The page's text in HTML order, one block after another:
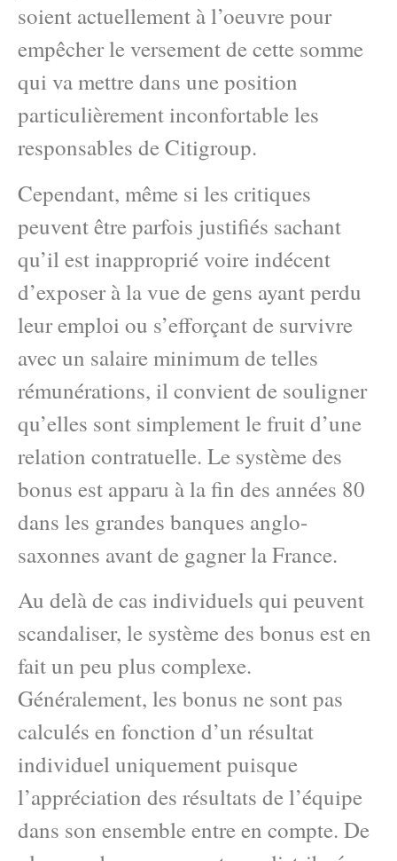
soient actuellement à l’oeuvre pour
empêcher le versement de cette somme
qui va mettre dans une position
particulièrement inconfortable les
responsables de Citigroup.
Cependant, même si les critiques
peuvent être parfois justifiés sachant
qu’il est inapproprié voire indécent
d’exposer à la vue de gens ayant perdu
leur emploi ou s’efforçant de survivre
avec un salaire minimum de telles
rémunérations, il convient de souligner
qu’elles sont simplement le fruit d’une
relation contratuelle. Le système des
bonus est apparu à la fin des années 80
dans les grandes banques anglo-
saxonnes avant de gagner la France.
Au delà de cas individuels qui peuvent
scandaliser, le système des bonus est en
fait un peu plus complexe.
Généralement, les bonus ne sont pas
calculés en fonction d’un résultat
individuel uniquement puisque
l’appréciation des résultats de l’équipe
dans son ensemble entre en compte. De